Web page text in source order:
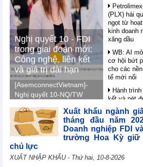
Nghị quyết 10 - FDI
trong giai đoạn mới:
Công nghệ, liên kết
và giá trị dài hạn
[AsemconnectVietnam]-
Nghị quyết 10-NQ/TW
điệp mới tới cộng đồng
đầu tư quốc tế: Việt
Nam không chỉ cần
thêm vốn đầu tư trực
tiếp nước ngoài (FDI),
mà hướng tới những
Petrolimex
(PLX) hái
ngọt từ
kinh doanh
xăng dầu
WB: AI
cơ hội bứt
cho các
tế mới nổi
Hành trình
kết và nét
văn hóa
Văn Điển
Không
thanh lý tài
giảm 55%
Xuất khẩu ngành
tháng đầu năm
Doanh nghiệp FDI
trường Hoa Kỳ giữ
chủ lực
XUẤT NHẬP KHẨU - Thứ hai, 10-8-2026